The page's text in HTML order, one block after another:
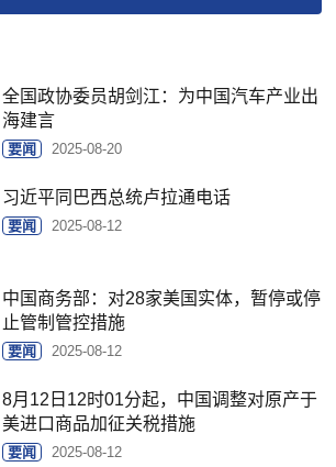
全国政协委员胡剑江：为中国汽车产业出
海建言
要闻 2025-08-20
习近平同巴西总统卢拉通电话
要闻 2025-08-12
中国商务部：对28家美国实体，暂停或停
止管制管控措施
要闻 2025-08-12
8月12日12时01分起，中国调整对原产于
美进口商品加征关税措施
要闻 2025-08-12